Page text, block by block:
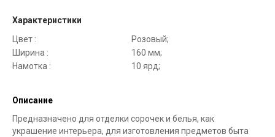
Характеристики
Цвет :
Розовый;
Ширина :
160 мм;
Намотка :
10 ярд;
Описание
Предназначено для отделки сорочек и белья, как
украшение интерьера, для изготовления предметов быта